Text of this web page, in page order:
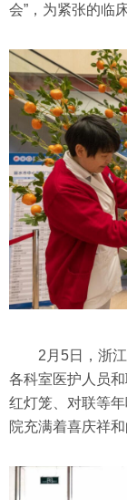
会”，为紧张的临
2月5日，浙
各科室医护人员
红灯笼、对联等
院充满着喜庆祥